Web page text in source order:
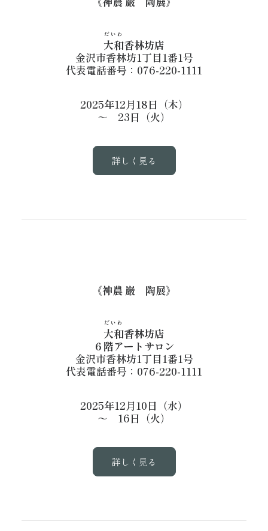
大和
だいわ
香林坊店
金沢市香林坊1丁目1番1号
代表電話番号：076-220-1111
2025年12月18日（木）
～ 23日（火）
詳しく見る
《神農 巌 陶展》
大和
だいわ
香林坊店
６階アートサロン
金沢市香林坊1丁目1番1号
代表電話番号：076-220-1111
2025年12月10日（水）
～ 16日（火）
詳しく見る